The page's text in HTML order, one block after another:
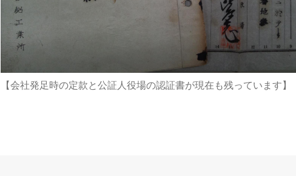
【会社発足時の定款と公証人役場の認証書が現在も残っています】